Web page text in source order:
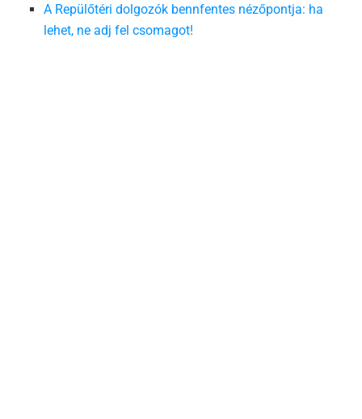
A Repülőtéri dolgozók bennfentes nézőpontja: ha
lehet, ne adj fel csomagot!